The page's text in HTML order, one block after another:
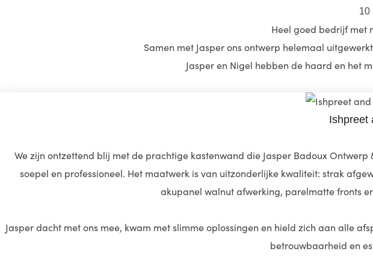
10
Heel goed bedrijf met
Samen met Jasper ons ontwerp helemaal
Jasper en Nigel hebben de haard en het
Ishpreet
We zijn ontzettend blij met de prachtige kastenwand die Jasper Badoux
soepel en professioneel. Het maatwerk is van uitzonderlijke kwaliteit: strak
akupanel walnut afwerking, parelmatte fronts
Jasper dacht met ons mee, kwam met slimme oplossingen en hield zich aan alle
betrouwbaarheid en